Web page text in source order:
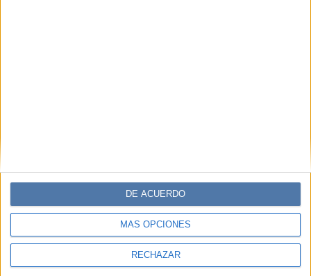
MÁS OPCIONES
RECHAZAR
DE ACUERDO